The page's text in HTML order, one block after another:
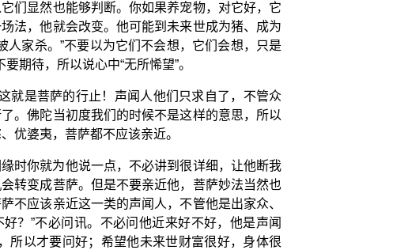
们显然也能够判断。你如果养宠物，对它好，它
法，他就会改变。他可能到未来世成为猪、成为
家杀。”不要以为它们不会想，它们会想，只是
期待，所以说心中“无所悕望”。
就是菩萨的行止！声闻人他们只求自了，不管众
。佛陀当初度我们的时候不是这样的意思，所以
优婆夷，菩萨都不应该亲近。
时你就为他说一点，不必讲到很详细，让他断我
转变成菩萨。但是不要亲近他，菩萨妙法当然也
不应该亲近这一类的声闻人，不管他是出家众、
？”不必问讯。不必问他近来好不好，他是声闻
所以才要问好；希望他未来世财富很好，身体很